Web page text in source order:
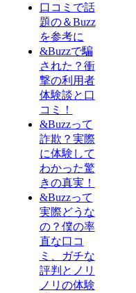
口コミで話
題の＆Buzz
を参考に
&Buzzで騙
された？衝
撃の利用者
体験談と口
コミ！
&Buzzって
詐欺？実際
に体験して
わかった驚
きの真実！
&Buzzって
実際どうな
の？僕の率
直な口コ
ミ、ガチな
評判とノリ
ノリの体験